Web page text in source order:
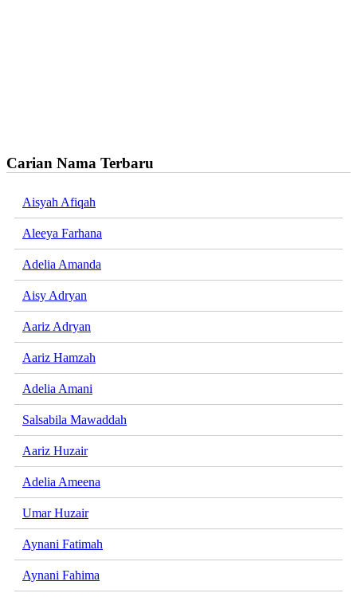
Carian Nama Terbaru
Aisyah Afiqah
Aleeya Farhana
Adelia Amanda
Aisy Adryan
Aariz Adryan
Aariz Hamzah
Adelia Amani
Salsabila Mawaddah
Aariz Huzair
Adelia Ameena
Umar Huzair
Aynani Fatimah
Aynani Fahima